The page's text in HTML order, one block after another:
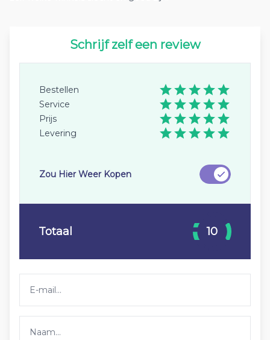
Schrijf zelf een review
Bestellen
Service
Prijs
Levering
Zou Hier Weer Kopen
Totaal 10